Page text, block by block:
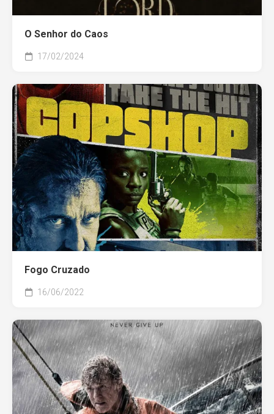
O Senhor do Caos
17/02/2024
Fogo Cruzado
16/06/2022